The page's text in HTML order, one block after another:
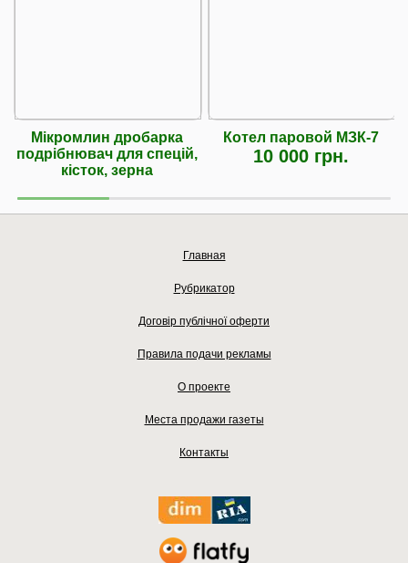
Мікромлин дробарка
подрібнювач для спецій,
кісток, зерна
Котел паровой МЗК-7
10 000 грн.
Главная
Рубрикатор
Договір публічної оферти
Правила подачи рекламы
О проекте
Места продажи газеты
Контакты